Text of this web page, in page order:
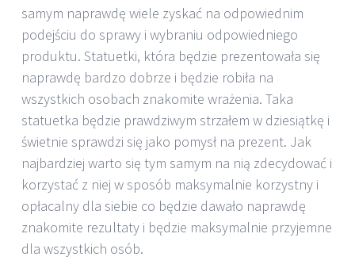
samym naprawdę wiele zyskać na odpowiednim
podejściu do sprawy i wybraniu odpowiedniego
produktu. Statuetki, która będzie prezentowała się
naprawdę bardzo dobrze i będzie robiła na
wszystkich osobach znakomite wrażenia. Taka
statuetka będzie prawdziwym strzałem w dziesiątkę i
świetnie sprawdzi się jako pomysł na prezent. Jak
najbardziej warto się tym samym na nią zdecydować i
korzystać z niej w sposób maksymalnie korzystny i
opłacalny dla siebie co będzie dawało naprawdę
znakomite rezultaty i będzie maksymalnie przyjemne
dla wszystkich osób.